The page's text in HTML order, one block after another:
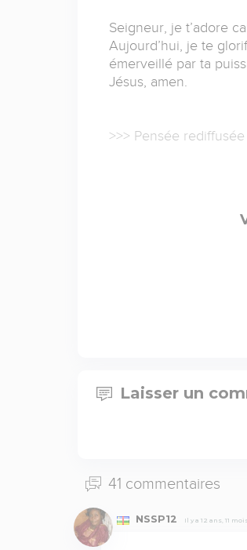
Seigneur, je t’adore
Aujourd’hui, je te
émerveillé par ta
Jésus, amen.
>>> Pensée rediffusée
Laisser un
41 commentaires
NSSP12 Il y a 12 ans, 11 mois